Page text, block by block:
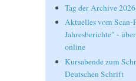
Tag der Archive 2026
Aktuelles vom
Jahresberichte" -
online
Kursabende zum
Deutschen Schrift